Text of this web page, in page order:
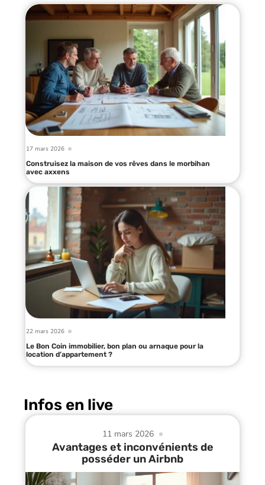
17 mars 2026
Construisez la maison de vos rêves dans le morbihan
avec axxens
22 mars 2026
Le Bon Coin immobilier, bon plan ou arnaque pour la
location d’appartement ?
Infos en live
11 mars 2026
Avantages et inconvénients de
posséder un Airbnb